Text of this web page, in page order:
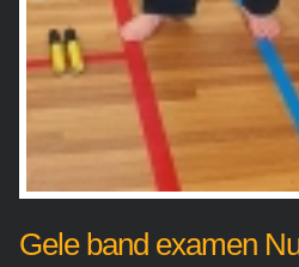
Gele band examen